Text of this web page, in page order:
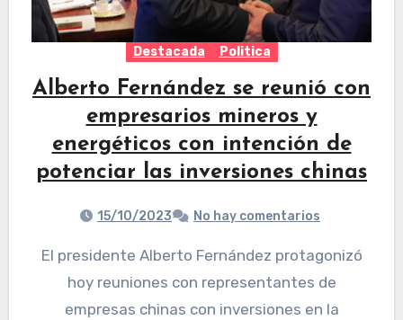
Destacada Politica
Alberto Fernández se reunió con
empresarios mineros y
energéticos con intención de
potenciar las inversiones chinas
15/10/2023 No hay comentarios
El presidente Alberto Fernández protagonizó
hoy reuniones con representantes de
empresas chinas con inversiones en la